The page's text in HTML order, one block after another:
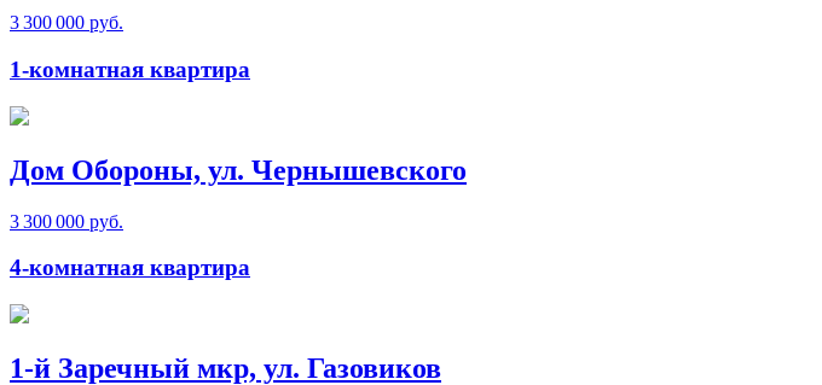
3 300 000 руб.
1-комнатная квартира
Дом Обороны, ул. Чернышевского
3 300 000 руб.
4-комнатная квартира
1-й Заречный мкр, ул. Газовиков